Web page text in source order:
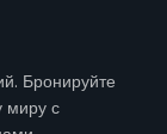
Бронируйте
миру с